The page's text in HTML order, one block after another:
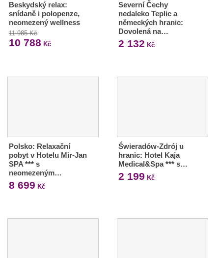
Beskydský relax:
snídaně i polopenze,
neomezený wellness
11 985 Kč
10 788 Kč
Severní Čechy
nedaleko Teplic a
německých hranic:
Dovolená na…
2 132 Kč
Polsko: Relaxační
pobyt v Hotelu Mir-Jan
SPA *** s
neomezeným…
8 699 Kč
Świeradów-Zdrój u
hranic: Hotel Kaja
Medical&Spa *** s…
2 199 Kč